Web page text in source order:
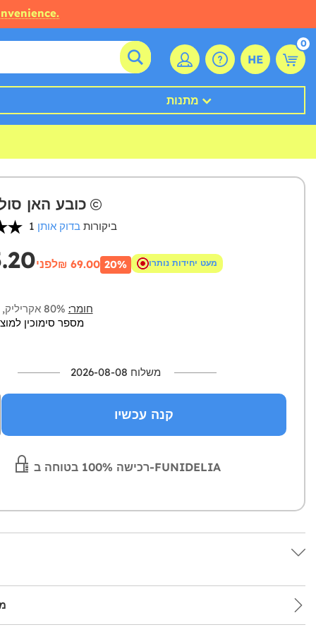
HE
0
מתנות
כובע האן
1 ביקורות בדוק אותן
לפני₪‎ 69.00 20% מעט יחידות נותרו
חומר:
מספר סימוכין למוצר:
משלוח 2026-08-08
קנה עכשיו
רכישה 100% בטוחה ב-FUNIDELIA